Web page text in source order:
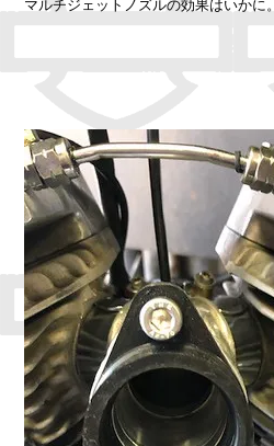
マルチジェットノズルの効果はいかに。